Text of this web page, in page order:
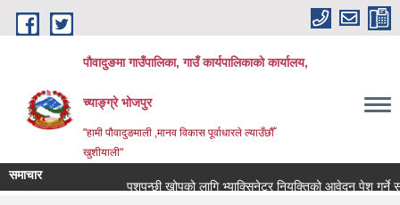
Skip to main content
पौवादुङमा गाउँपालिका, गाउँ कार्यपालिकाको कार्यालय,
च्याङ्ग्रे भोजपुर
"हामी पौवादुङमाली ,मानव विकास पूर्वाधारले ल्याउँछौँ
खुशीयाली"
समाचार
पशुपन्छी खोपको लागि भ्याक्सिनेटर नियुक्तिको आवेदन पेश गर्ने